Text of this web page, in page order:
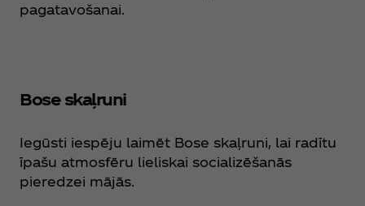
pagatavošanai.
Bose skaļruni
Iegūsti iespēju laimēt Bose skaļruni, lai radītu
īpašu atmosfēru lieliskai socializēšanās
pieredzei mājās.